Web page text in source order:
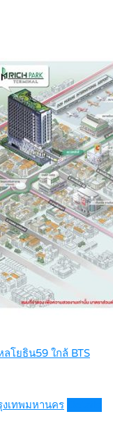
โยธิน59 ใกล้ BTS
งเทพมหานคร